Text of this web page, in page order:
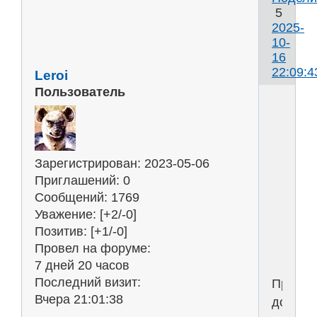
5
2025-
10-
16
Leroi
Пользователь
Зарегистрирован: 2023-05-06
Приглашений: 0
Сообщений: 1769
Уважение: [+2/-0]
Позитив: [+1/-0]
Провел на форуме:
7 дней 20 часов
Последний визит:
Вчера 21:01:38
доход